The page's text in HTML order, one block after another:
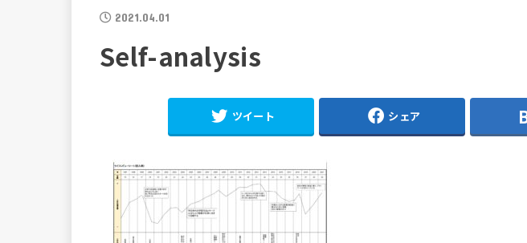
2021.04.01
Self-analysis
ツイート シェア